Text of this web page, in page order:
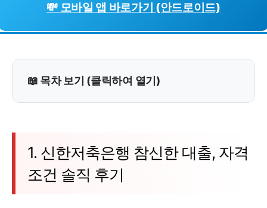
💸 모바일 앱 바로가기 (안드로이드)
📖 목차 보기 (클릭하여 열기)
1. 신한저축은행 참신한 대출, 자격
조건 솔직 후기